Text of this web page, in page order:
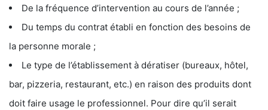
De la fréquence d’intervention au cours de l’année ;
Du temps du contrat établi en fonction des besoins de
la personne morale ;
Le type de l’établissement à dératiser (bureaux, hôtel,
bar, pizzeria, restaurant, etc.) en raison des produits dont
doit faire usage le professionnel. Pour dire qu’il serait